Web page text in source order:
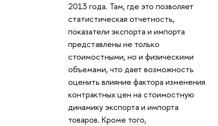
2013 года. Там, где это позволяет
статистическая отчетность,
показатели экспорта и импорта
представлены не только
стоимостными, но и физическими
объемами, что дает возможность
оценить влияние фактора изменения
контрактных цен на стоимостную
динамику экспорта и импорта
товаров. Кроме того,